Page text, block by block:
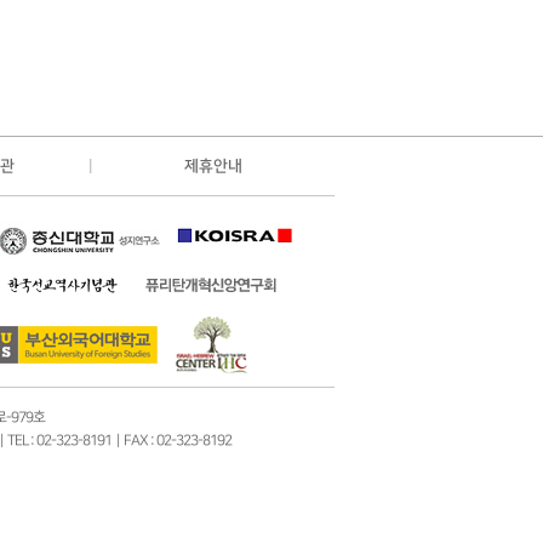
제휴안내
-979호
TEL : 02-323-8191 | FAX : 02-323-8192